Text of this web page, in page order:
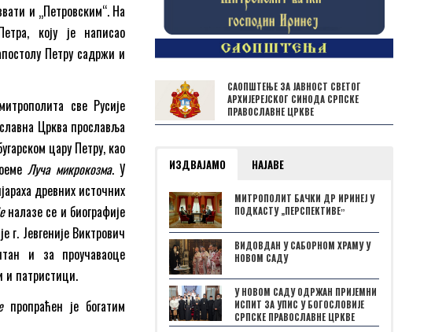
и „Петровским“. На
коју је написао
Петру садржи и
све Русије
Црква прославља
цару Петру, као
Луча микрокозма. У
древних источних
налазе се и биографије
г. Јевгеније Виктрович
и за проучаваоце
и патристици.
пропраћен је богатим
САОПШТЕЊЕ ЗА ЈАВНОСТ СВЕТОГ
АРХИЈЕРЕЈСКОГ СИНОДА СРПСКЕ
ПРАВОСЛАВНЕ ЦРКВЕ
ИЗДВАЈАМО НАЈАВЕ
МИТРОПОЛИТ БАЧКИ ДР ИРИНЕЈ У
ПОДКАСТУ „ПЕРСПЕКТИВЕˮ
ВИДОВДАН У САБОРНОМ ХРАМУ У
НОВОМ САДУ
У НОВОМ САДУ ОДРЖАН ПРИЈЕМНИ
ИСПИТ ЗА УПИС У БОГОСЛОВИЈЕ
СРПСКЕ ПРАВОСЛАВНЕ ЦРКВЕ